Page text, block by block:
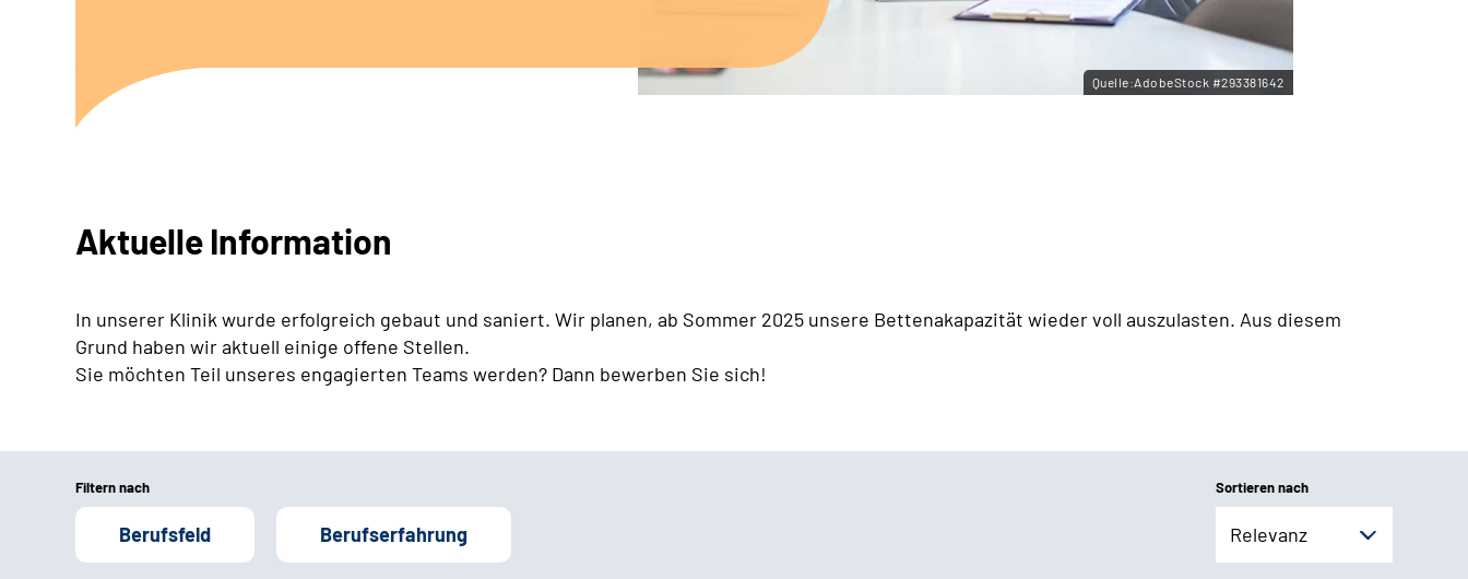
Quelle:AdobeStock #293381642
Aktuelle Information
In unserer Klinik wurde erfolgreich gebaut und saniert. Wir planen, ab Sommer 2025 unsere Bettenakapazität wieder voll auszulasten. Aus diesem
Grund haben wir aktuell einige offene Stellen.
Sie möchten Teil unseres engagierten Teams werden? Dann bewerben Sie sich!
Filtern nach
Berufsfeld Berufserfahrung
Sortieren nach
Relevanz